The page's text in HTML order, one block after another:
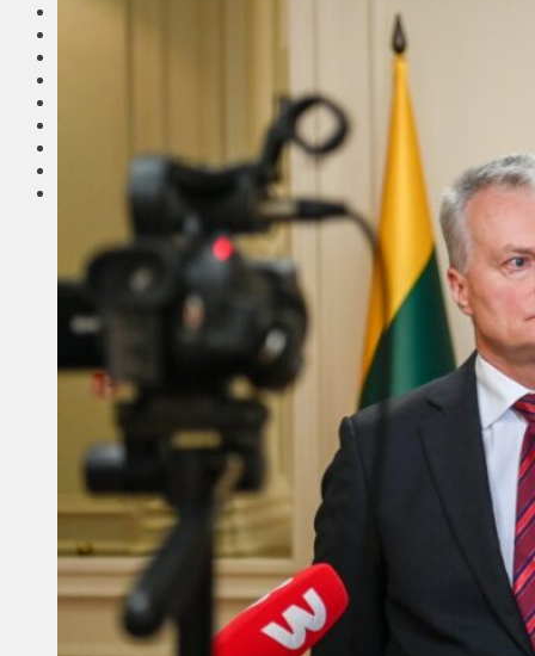
Сейм Литвы
Больше
Фоторепортаж
Туризм
ЛК рекомендует
Сеньорам
Образование
Здравоохранение
Происшествия
Приграничье
Деньги
Визиты
Агроновости
Едим дома
Ищу семью
Духовное пространство
Спорт
Технологии
Энергетика